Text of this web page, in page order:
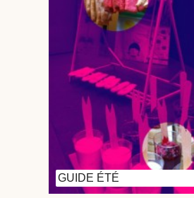
GUIDE ÉTÉ